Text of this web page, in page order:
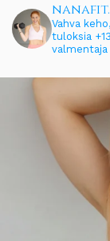
Vahva
tuloksia
valmentaja